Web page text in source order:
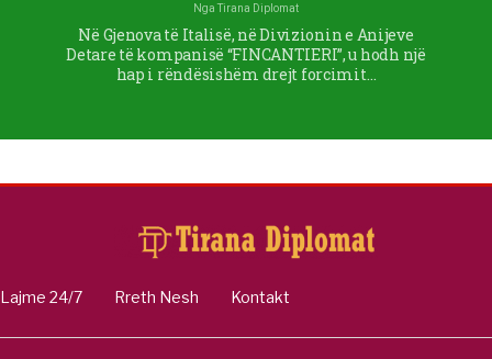
NgaTirana Diplomat
Në Gjenova të Italisë, në Divizionin e Anijeve
Detare të kompanisë “FINCANTIERI”, u hodh një
hap i rëndësishëm drejt forcimit…
Lajme 24/7 Rreth Nesh Kontakt